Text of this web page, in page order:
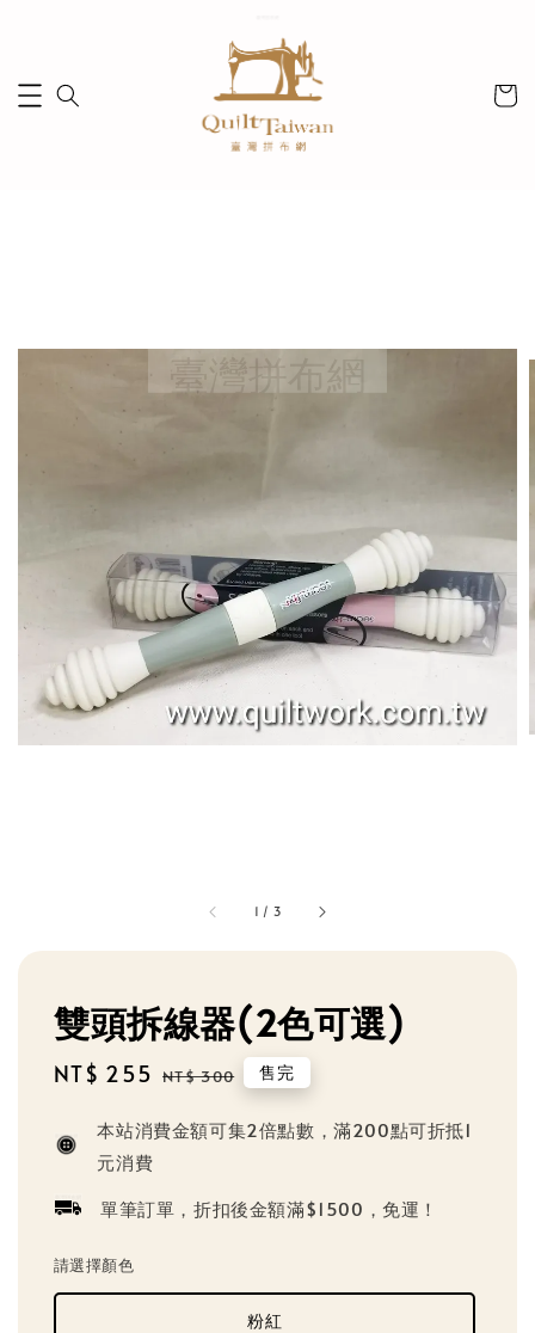
1 / 3
雙頭拆線器(2色可選)
Sale
NT$ 255 Regular
NT$ 300 售完
本站消費金額可集2倍點數，滿200點可折抵1
元消費
單筆訂單，折扣後金額滿$1500，免運！
請選擇顏色
粉紅